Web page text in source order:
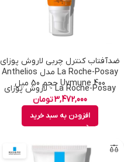
ضدآفتاب کنترل چربی لاروش پوزای
La Roche-Posay مدل Anthelios
Uvmune 400 حجم 50 میل
La Roche-Posay - لاروش پوزای
3,472,000تومان
افزودن به سبد خرید